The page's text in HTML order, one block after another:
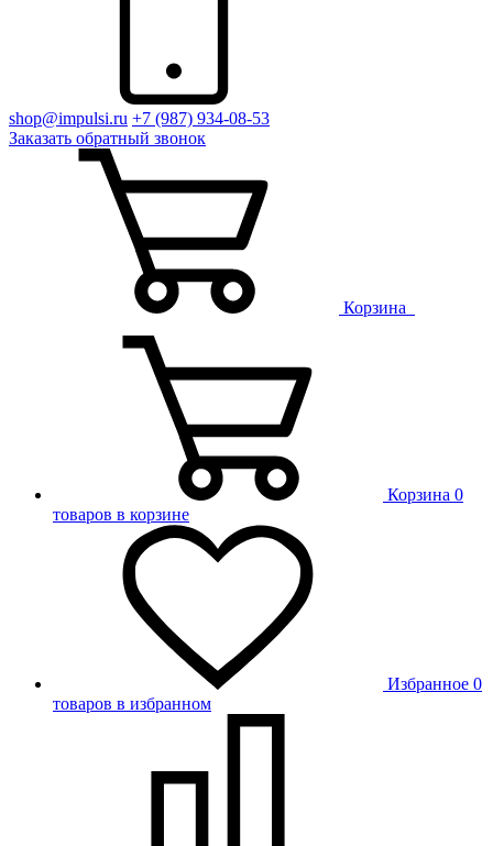
shop@impulsi.ru +7 (987) 934-08-53
Заказать обратный звонок
Корзина
Корзина 0
товаров в корзине
Избранное 0
товаров в избранном